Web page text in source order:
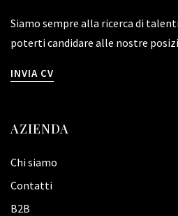
Siamo sempre alla ricerca di
poterti candidare alle nostre
INVIA CV
AZIENDA
Chi siamo
Contatti
B2B